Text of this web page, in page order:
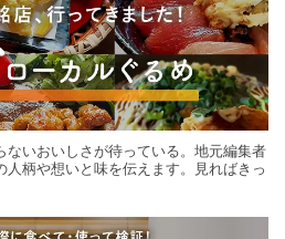
いおいしさが待っている。地元編集者
柄や想いと味を伝えます。見ればきっ